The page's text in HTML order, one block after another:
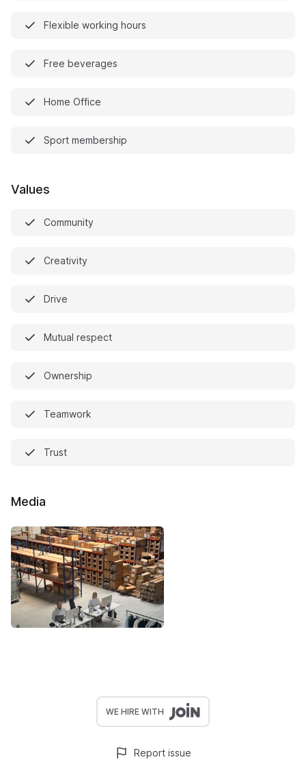
Flexible working hours
Free beverages
Home Office
Sport membership
Values
Community
Creativity
Drive
Mutual respect
Ownership
Teamwork
Trust
Media
WE HIRE WITH
Report issue